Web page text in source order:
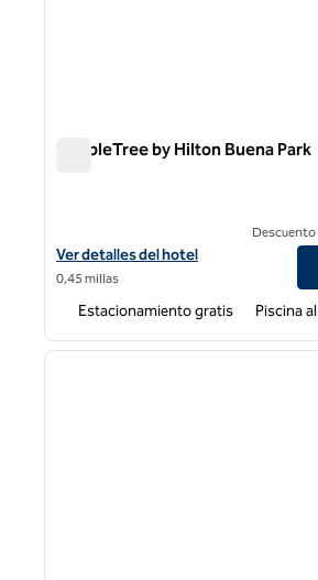
DoubleTree by Hilton Buena Park
Ver detalles del hotel DoubleTree by
Ver detalles del hotel
0,45 millas
Estacionamiento gratis Piscina
1 de 12